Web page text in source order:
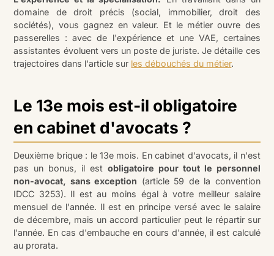
domaine de droit précis (social, immobilier, droit des
sociétés), vous gagnez en valeur. Et le métier ouvre des
passerelles : avec de l'expérience et une VAE, certaines
assistantes évoluent vers un poste de juriste. Je détaille ces
trajectoires dans l'article sur les débouchés du métier.
Le 13e mois est-il obligatoire
en cabinet d'avocats ?
Deuxième brique : le 13e mois. En cabinet d'avocats, il n'est
pas un bonus, il est obligatoire pour tout le personnel
non-avocat, sans exception (article 59 de la convention
IDCC 3253). Il est au moins égal à votre meilleur salaire
mensuel de l'année. Il est en principe versé avec le salaire
de décembre, mais un accord particulier peut le répartir sur
l'année. En cas d'embauche en cours d'année, il est calculé
au prorata.